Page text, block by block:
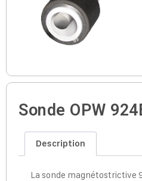
Sonde OPW
Description
La sonde magnétostrictive